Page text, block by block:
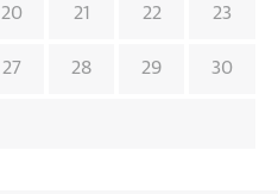
20 21 22 23
27 28 29 30